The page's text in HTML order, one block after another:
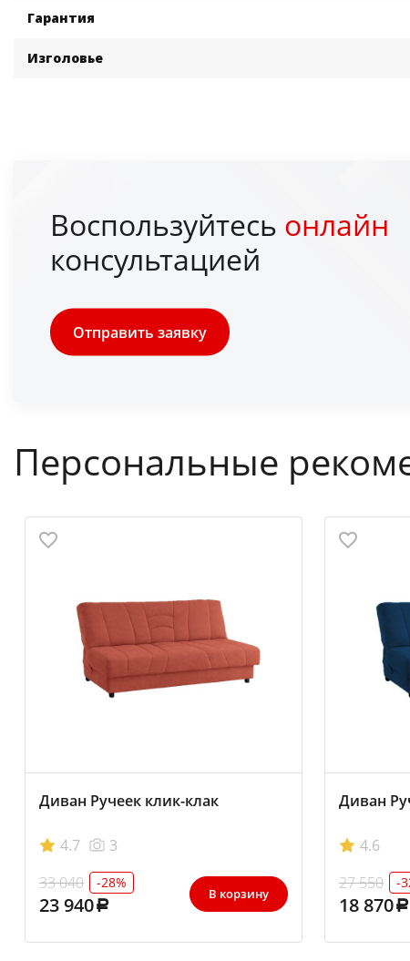
Гарантия
Изголовье
Воспользуйтесь онлайн
консультацией
Отправить заявку
Персональные
Диван Ручеек клик-клак
4.7
3
33 040
-28%
23 940 В корзину
Диван
4.6
27 550
-
18 870